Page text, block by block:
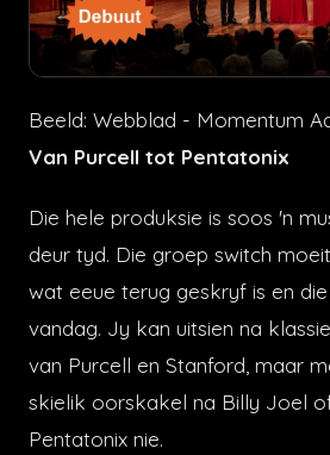
Beeld: Webblad - Momentum
Van Purcell tot Pentatonix
Die hele produksie is soos 'n
deur tyd. Die groep switch
wat eeue terug geskryf is en
vandag. Jy kan uitsien na
van Purcell en Stanford, maar
skielik oorskakel na Billy Joel
Pentatonix nie.